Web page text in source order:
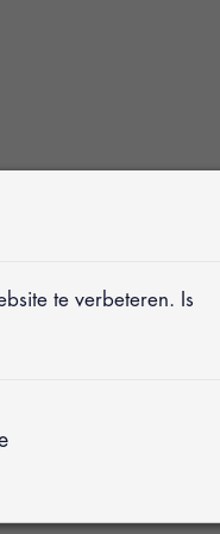
te verbeteren. Is